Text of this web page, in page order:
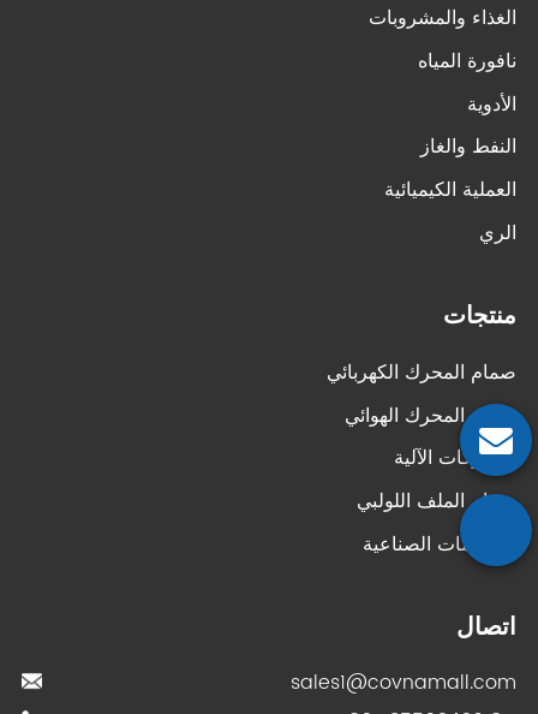
الغذاء والمشروبات
نافورة المياه
الأدوية
النفط والغاز
العملية الكيميائية
الري
منتجات
صمام المحرك الكهربائي
صمام المحرك الهوائي
المحركات الآلية
صمام الملف اللولبي
الصمامات الصناعية
اتصال
sales1@covnamall.com